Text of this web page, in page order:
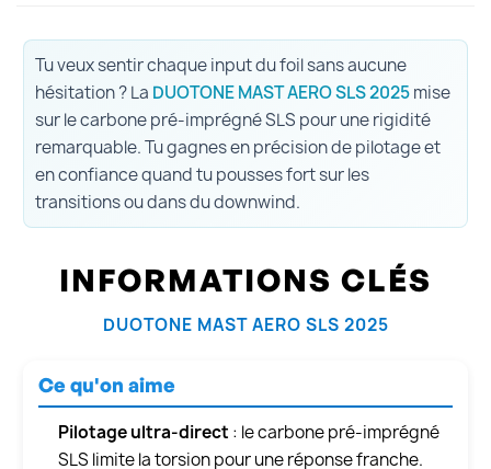
Tu veux sentir chaque input du foil sans aucune
hésitation ? La DUOTONE MAST AERO SLS 2025mise
sur le carbone pré-imprégné SLS pour une rigidité
remarquable. Tu gagnes en précision de pilotage et
en confiance quand tu pousses fort sur les
transitions ou dans du downwind.
INFORMATIONS CLÉS
DUOTONE MAST AERO SLS 2025
Ce qu'on aime
Pilotage ultra-direct : le carbone pré-imprégné
SLS limite la torsion pour une réponse franche.